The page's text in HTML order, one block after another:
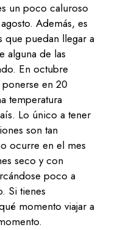
un poco caluroso
Además, es
que puedan llegar a
alguna de las
En octubre
en 20
temperatura
Lo único a tener
son tan
ocurre en el mes
seco y con
poco a
Si tienes
momento viajar a